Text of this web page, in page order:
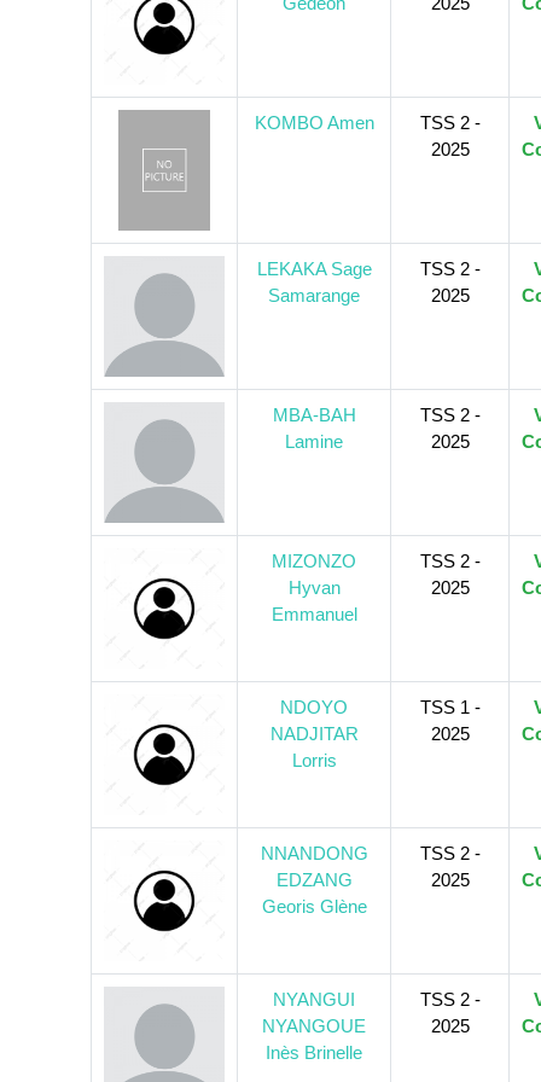
KOMBO Amen
TSS 2 -
2025
LEKAKA Sage
Samarange
TSS 2 -
2025
MBA-BAH
Lamine
TSS 2 -
2025
MIZONZO
Hyvan
Emmanuel
TSS 2 -
2025
NDOYO
NADJITAR
Lorris
TSS 1 -
2025
NNANDONG
EDZANG
Georis Glène
TSS 2 -
2025
NYANGUI
NYANGOUE
Inès Brinelle
TSS 2 -
2025